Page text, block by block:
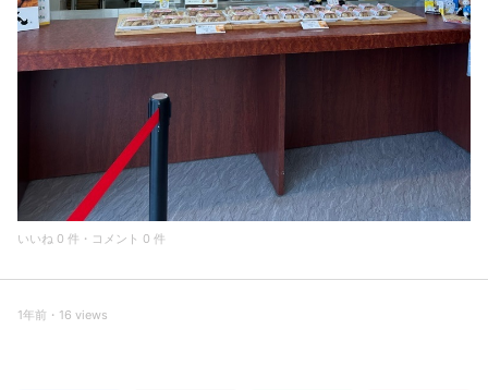
いいね 0 件・コメント 0 件
1年前・16 views